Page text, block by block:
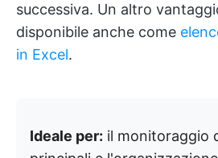
successiva. Un altro
disponibile anche come
in Excel.
Ideale per: il monitoraggio